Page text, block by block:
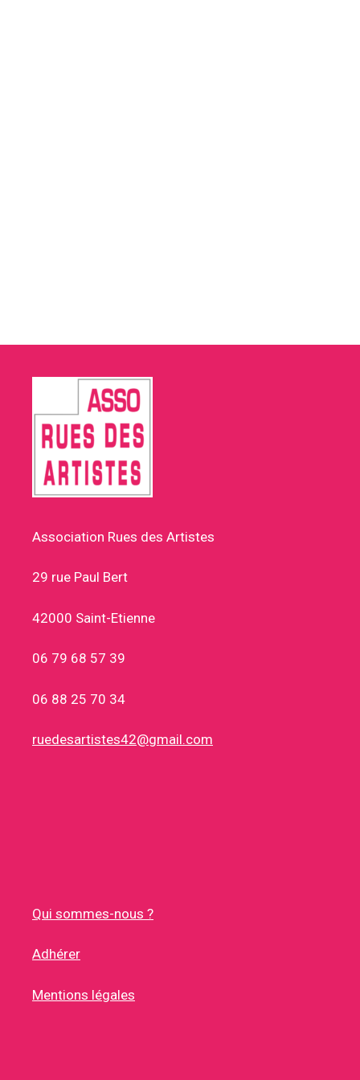
Association Rues des Artistes
29 rue Paul Bert
42000 Saint-Etienne
06 79 68 57 39
06 88 25 70 34
ruedesartistes42@gmail.com
Qui sommes-nous ?
Adhérer
Mentions légales